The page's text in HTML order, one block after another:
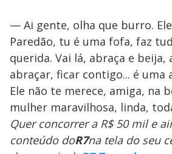
— Ai gente, olha que burro.
Paredão, tu é uma fofa, faz
querida. Vai lá, abraça e beija,
abraçar, ficar contigo... é uma
Ele não te merece, amiga, na
mulher maravilhosa, linda,
Quer concorrer a R$ 50 mil e
conteúdo doR7na tela do seu